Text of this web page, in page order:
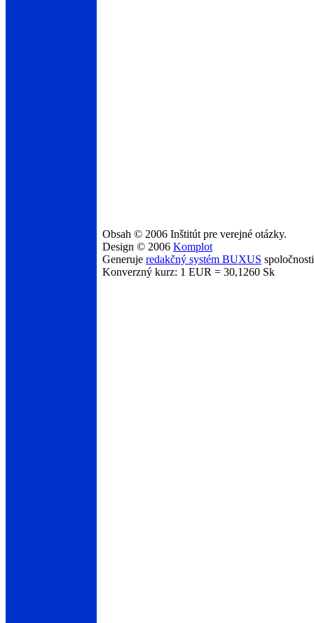
Obsah © 2006 Inštitút pre verejné otázky.
Design © 2006 Komplot
Generuje redakčný systém BUXUS
Konverzný kurz: 1 EUR = 30,1260 Sk